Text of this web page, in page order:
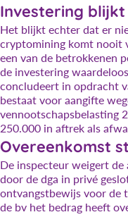
Investering
Het blijkt echter dat er
cryptomining komt nooit
een van de betrokkenen
de investering
concludeert in opdracht
bestaat voor aangifte
vennootschapsbelasting
250.000 in aftrek als
Overeenkomst
De inspecteur weigert de
door de dga in privé
ontvangstbewijs voor de
de bv het bedrag heeft